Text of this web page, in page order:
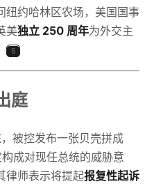
纽约哈林区农场，美国国事
美独立 250 周年为外交主
5
庭
被控发布一张贝壳拼成
成对现任总统的威胁意
律师表示将提起报复性起诉